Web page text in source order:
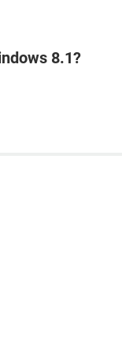
8.1?